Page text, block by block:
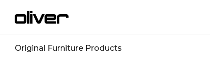
Original Furniture Products